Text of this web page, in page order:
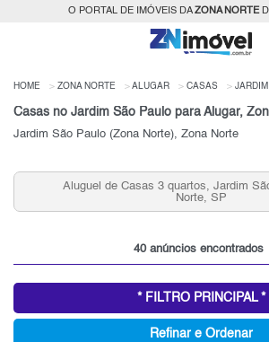
O PORTAL DE IMÓVEIS DAZONA NORTE
HOME ZONA NORTE ALUGAR CASAS
Jardim São Paulo (Zona Norte), Zona Norte
Aluguel de Casas 2 quartos, Jardim
Norte, SP
40 anúncios encontrados
* FILTRO PRINCIPAL *
Refinar e Ordenar